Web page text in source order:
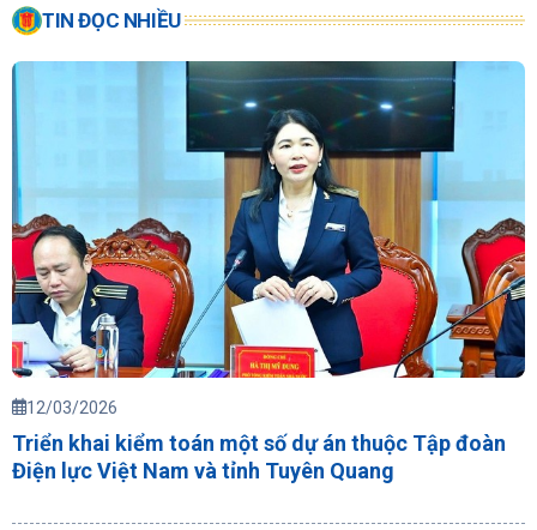
TIN ĐỌC NHIỀU
12/03/2026
Triển khai kiểm toán một số dự án thuộc Tập đoàn
Điện lực Việt Nam và tỉnh Tuyên Quang